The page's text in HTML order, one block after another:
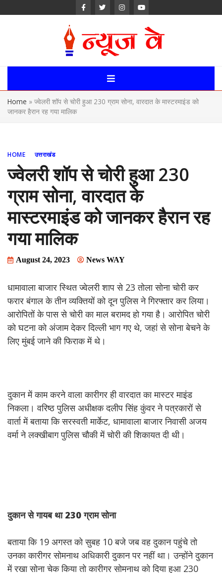
News Way:
Uttarakhand,
Uttar Pardesh,
Portal
Home » ज्वेलरी शॉप से चोरी हुआ 230 ग्राम सोना, वारदात के मास्टरमाइंड को
जानकर हैरान रह गया मालिक
HOME उत्तराखंड
ज्वेलरी शॉप से चोरी हुआ 230
ग्राम सोना, वारदात के
मास्टरमाइंड को जानकर हैरान रह
गया मालिक
August 24, 2023 News WAY
धामावाला बाजार स्थित ज्वेलरी शाप से 23 तोला सोना चोरी कर
फरार बंगाल के तीन व्यक्तियों को दून पुलिस ने गिरफ्तार कर लिया।
आरोपितों के पास से चोरी का माल बरामद हो गया है। आरोपित चोरी
को घटना को अंजाम देकर दिल्ली भाग गए थे, जहां से सोना बेचने के
लिए मुंबई जाने की फिराक में थे।
दुकान में काम करने वाला कारीगर ही वारदात का मास्टर माइंड
निकला। वरिष्ठ पुलिस अधीक्षक दलीप सिंह कुंवर ने पत्रकारों से
वार्ता में बताया कि सरस्वती मार्केट, धामावाला बाजार निवासी अजय
वर्मा ने लक्खीबाग पुलिस चौकी में चोरी की शिकायत दी थी।
दुकानसेगायबथा 230ग्रामसोना
बताया कि 19 अगस्त को सुबह 10 बजे जब वह दुकान पहुंचे तो
उनका कारीगर सोमनाथ अधिकारी दुकान पर नहीं था। उन्होंने दुकान
में रखा सोना चेक किया तो कारीगर सोमनाथ को दिया हुआ 230